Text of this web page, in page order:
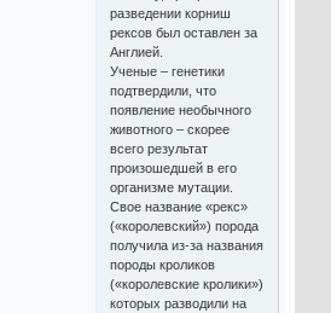
разведении корниш
рексов был оставлен за
Англией.
Ученые – генетики
подтвердили, что
появление необычного
животного – скорее
всего результат
произошедшей в его
организме мутации.
Свое название «рекс»
(«королевский») порода
получила из-за названия
породы кроликов
(«королевские кролики»)
которых разводили на